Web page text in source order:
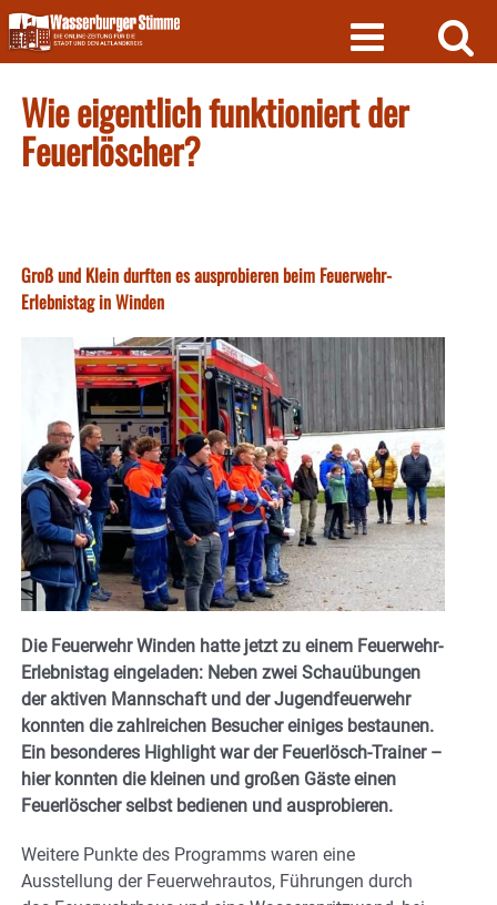
Skip
to
content
Wie eigentlich funktioniert der
Feuerlöscher?
Groß und Klein durften es ausprobieren beim Feuerwehr-
Erlebnistag in Winden
Die Feuerwehr Winden hatte jetzt zu einem Feuerwehr-
Erlebnistag eingeladen: Neben zwei Schauübungen
der aktiven Mannschaft und der Jugendfeuerwehr
konnten die zahlreichen Besucher einiges bestaunen.
Ein besonderes Highlight war der Feuerlösch-Trainer –
hier konnten die kleinen und großen Gäste einen
Feuerlöscher selbst bedienen und ausprobieren.
Weitere Punkte des Programms waren eine
Ausstellung der Feuerwehrautos, Führungen durch